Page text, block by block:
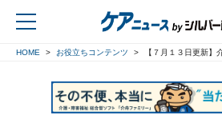
HOME お役立ちコンテンツ 【７月１３日更新】介護事業所等に対